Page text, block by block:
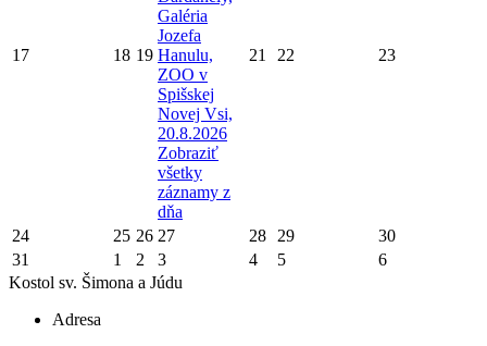
17 18 19
Galéria
Jozefa
Hanulu,
ZOO v
Spišskej
Novej Vsi,
20.8.2026
Zobraziť
všetky
záznamy z
dňa
21 22 23
24 25 26 27 28 29
30
31
1 2 3 4 5
6
Kostol sv. Šimona a Júdu
Adresa